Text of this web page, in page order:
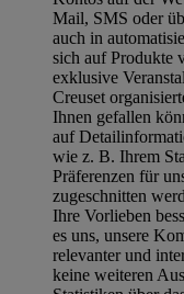
Mail, SMS oder
auch in
sich auf Produkte
exklusive
Creuset
Ihnen gefallen
auf
wie z. B. Ihrem
Präferenzen für
zugeschnitten
Ihre Vorlieben
es uns, unsere
relevanter und
keine weiteren